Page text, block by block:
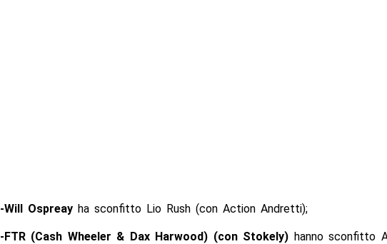
-Will Ospreayha sconfitto Lio Rush (con Action Andretti);
-FTR (Cash Wheeler & Dax Harwood) (con Stokely) hanno sconfitto